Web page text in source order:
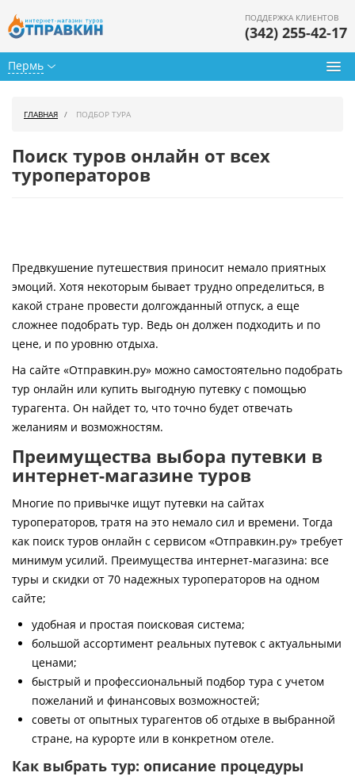
Пермь
ПОДДЕРЖКА КЛИЕНТОВ
(342) 255-42-17
Горящие туры
Страны
Как купить
Контакты
ГЛАВНАЯ ПОДБОР ТУРА
Поиск туров онлайн от всех
туроператоров
Предвкушение путешествия приносит немало приятных
эмоций. Хотя некоторым бывает трудно определиться, в
какой стране провести долгожданный отпуск, а еще
сложнее подобрать тур. Ведь он должен подходить и по
цене, и по уровню отдыха.
На сайте «Отправкин.ру» можно самостоятельно подобрать
тур онлайн или купить выгодную путевку с помощью
турагента. Он найдет то, что точно будет отвечать
желаниям и возможностям.
Преимущества выбора путевки в
интернет-магазине туров
Многие по привычке ищут путевки на сайтах
туроператоров, тратя на это немало сил и времени. Тогда
как поиск туров онлайн с сервисом «Отправкин.ру» требует
минимум усилий. Преимущества интернет-магазина: все
туры и скидки от 70 надежных туроператоров на одном
сайте;
удобная и простая поисковая система;
большой ассортимент реальных путевок с актуальными
ценами;
быстрый и профессиональный подбор тура с учетом
пожеланий и финансовых возможностей;
советы от опытных турагентов об отдыхе в выбранной
стране, на курорте или в конкретном отеле.
Как выбрать тур: описание процедуры